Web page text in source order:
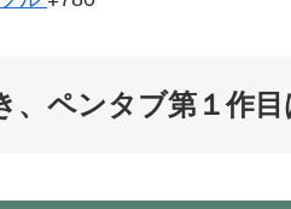
、ペンタブ第１作目